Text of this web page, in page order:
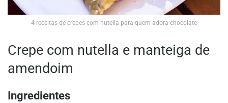
4 receitas de crepes com nutella para quem adora chocolate
Crepe com nutella e manteiga de
amendoim
Ingredientes